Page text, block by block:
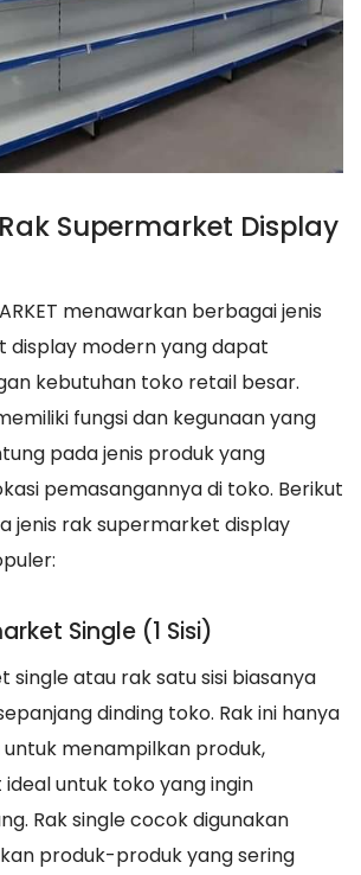
Supermarket Display
menawarkan berbagai jenis
display modern yang dapat
kebutuhan toko retail besar.
fungsi dan kegunaan yang
pada jenis produk yang
pemasangannya di toko. Berikut
jenis rak supermarket display
Single (1 Sisi)
single atau rak satu sisi biasanya
dinding toko. Rak ini hanya
untuk menampilkan produk,
untuk toko yang ingin
Rak single cocok digunakan
produk-produk yang sering